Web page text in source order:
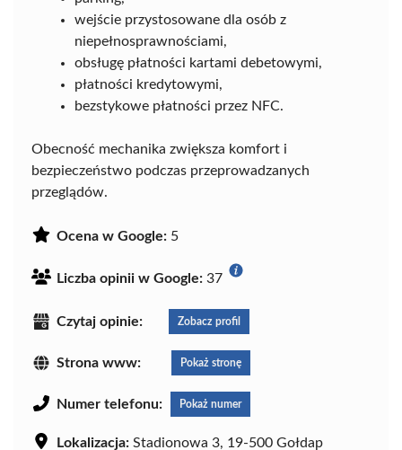
wejście przystosowane dla osób z
niepełnosprawnościami,
obsługę płatności kartami debetowymi,
płatności kredytowymi,
bezstykowe płatności przez NFC.
Obecność mechanika zwiększa komfort i
bezpieczeństwo podczas przeprowadzanych
przeglądów.
Ocena w Google: 5
Liczba opinii w Google: 37
Czytaj opinie: Zobacz profil
Strona www: Pokaż stronę
Numer telefonu: Pokaż numer
Lokalizacja: Stadionowa 3, 19-500 Gołdap